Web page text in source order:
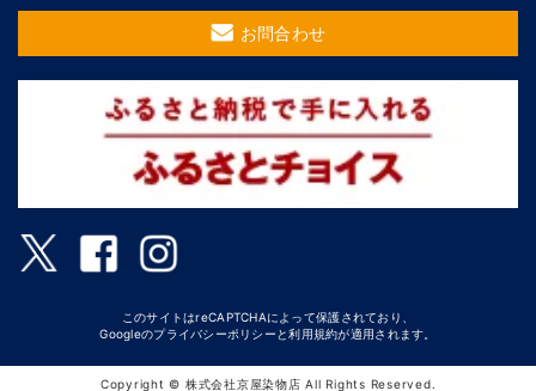
お問合わせ
このサイトはreCAPTCHAによって保護されており、
Googleのプライバシーポリシー と利用規約が適用されます。
Copyright © 株式会社京屋染物店 All Rights Reserved.